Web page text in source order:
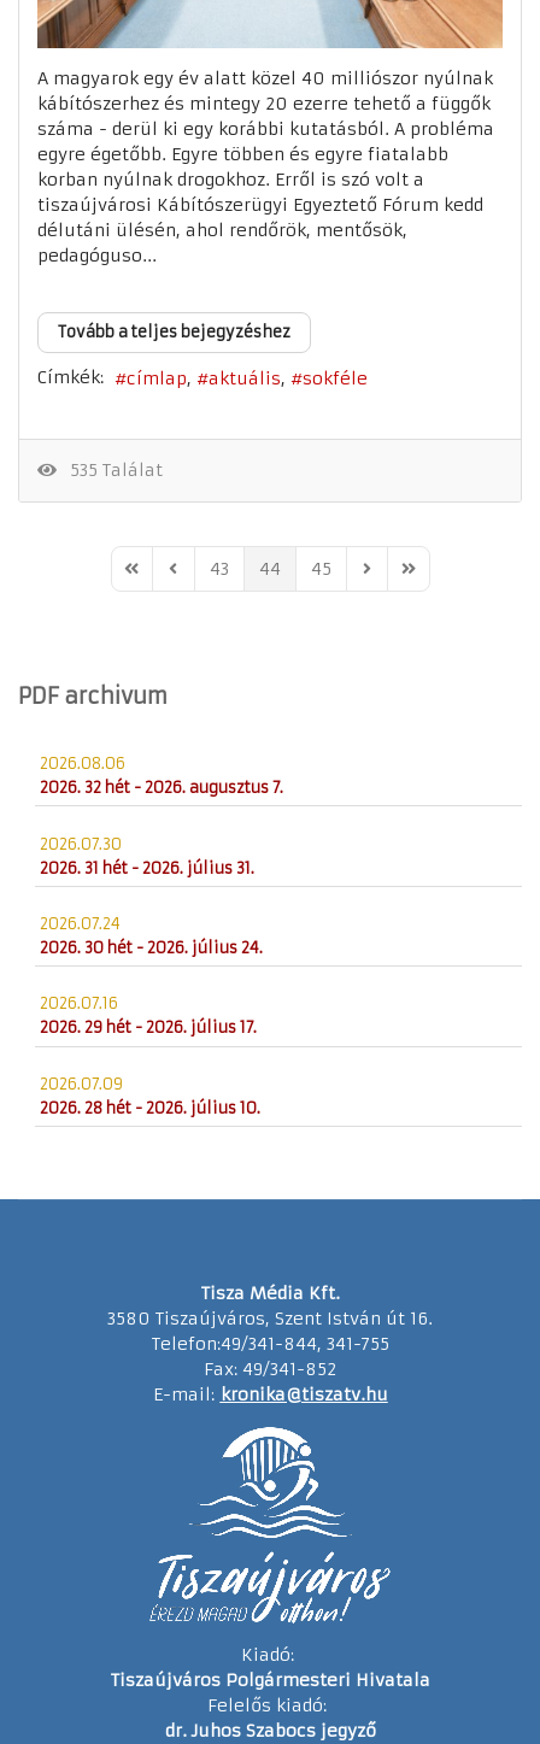
A magyarok egy év alatt közel 40 milliószor nyúlnak
kábítószerhez és mintegy 20 ezerre tehető a függők
száma - derül ki egy korábbi kutatásból. A probléma
egyre égetőbb. Egyre többen és egyre fiatalabb
korban nyúlnak drogokhoz. Erről is szó volt a
tiszaújvárosi Kábítószerügyi Egyeztető Fórum kedd
délutáni ülésén, ahol rendőrök, mentősök,
pedagóguso...
Tovább a teljes bejegyzéshez
Címkék: címlap aktuális sokféle
535 Találat
First PagePrevious Page
43 44 45 Next PageLast Page
PDF archivum
2026.08.06
2026. 32 hét - 2026. augusztus 7.
2026.07.30
2026. 31 hét - 2026. július 31.
2026.07.24
2026. 30 hét - 2026. július 24.
2026.07.16
2026. 29 hét - 2026. július 17.
2026.07.09
2026. 28 hét - 2026. július 10.
Tisza Média Kft.
3580 Tiszaújváros, Szent István út 16.
Telefon:49/341-844, 341-755
Fax: 49/341-852
E-mail: kronika@tiszatv.hu
Kiadó:
Tiszaújváros Polgármesteri Hivatala
Felelős kiadó:
dr. Juhos Szabocs jegyző